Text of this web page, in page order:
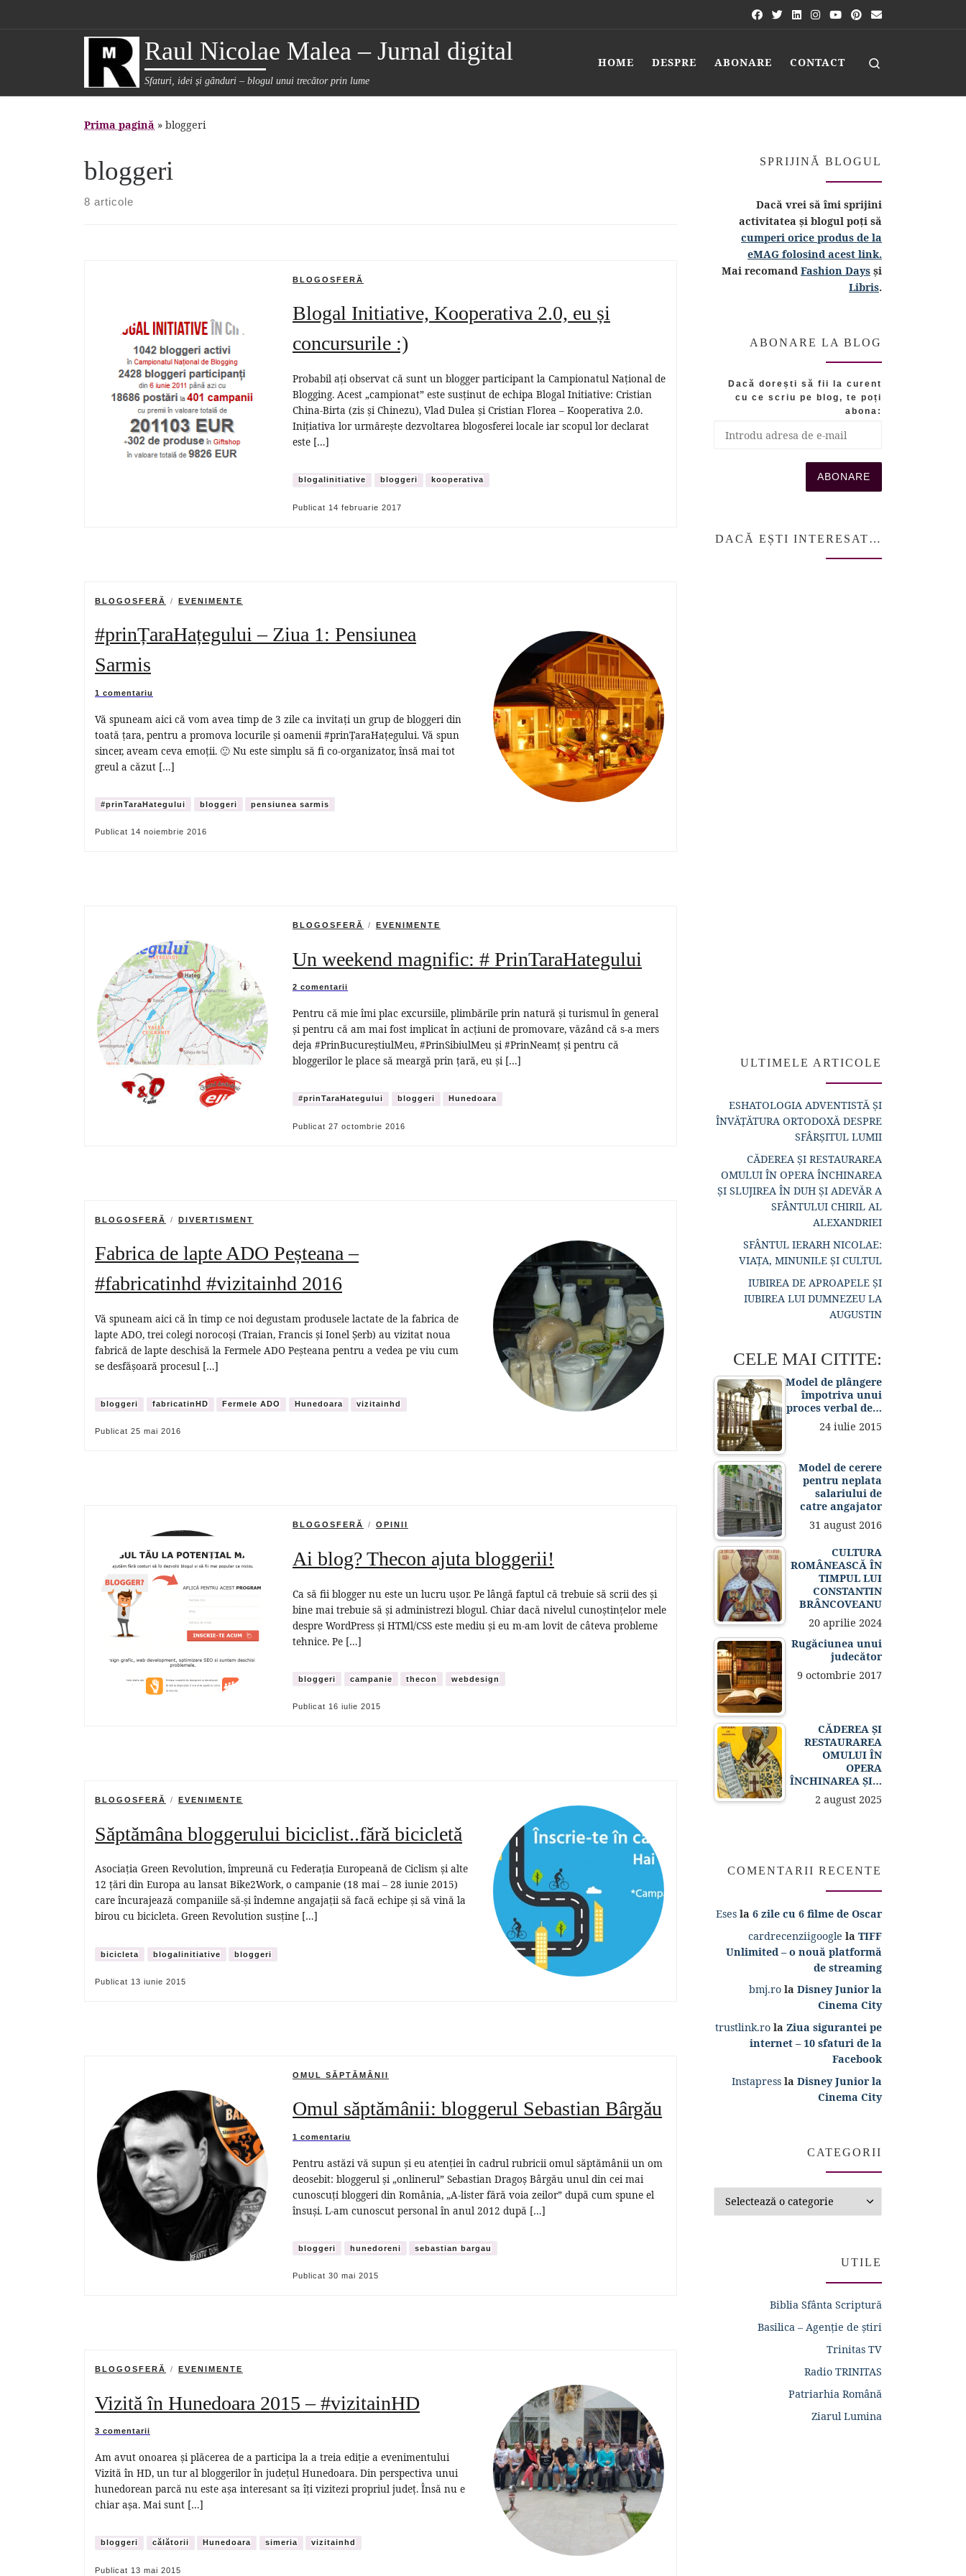
Raul Nicolae Malea – Jurnal digital
Sfaturi, idei și gânduri – blogul unui trecător prin lume
HOME DESPRE ABONARE CONTACT
Prima pagină » bloggeri
bloggeri
8 articole
BLOGOSFERĂ
Blogal Initiative, Kooperativa 2.0, eu și
concursurile :)
Probabil ați observat că sunt un blogger participant la Campionatul Național de
Blogging. Acest „campionat” este susținut de echipa Blogal Initiative: Cristian
China-Birta (zis și Chinezu), Vlad Dulea și Cristian Florea – Kooperativa 2.0.
Inițiativa lor urmărește dezvoltarea blogosferei locale iar scopul lor declarat
este […]
blogalinitiative bloggeri kooperativa
Publicat 14 februarie 2017
BLOGOSFERĂ EVENIMENTE
#prinȚaraHațegului – Ziua 1: Pensiunea
Sarmis
1 comentariu
Vă spuneam aici că vom avea timp de 3 zile ca invitați un grup de bloggeri din
toată țara, pentru a promova locurile și oamenii #prinȚaraHațegului. Vă spun
sincer, aveam ceva emoții. 🙂 Nu este simplu să fi co-organizator, însă mai tot
greul a căzut […]
#prinTaraHategului bloggeri pensiunea sarmis
Publicat 14 noiembrie 2016
BLOGOSFERĂ EVENIMENTE
Un weekend magnific: # PrinTaraHategului
2 comentarii
Pentru că mie îmi plac excursiile, plimbările prin natură și turismul în general
și pentru că am mai fost implicat în acțiuni de promovare, văzând că s-a mers
deja #PrinBucureștiulMeu, #PrinSibiulMeu și #PrinNeamț și pentru că
bloggerilor le place să meargă prin țară, eu și […]
#prinTaraHategului bloggeri Hunedoara
Publicat 27 octombrie 2016
BLOGOSFERĂ DIVERTISMENT
Fabrica de lapte ADO Peșteana –
#fabricatinhd #vizitainhd 2016
Vă spuneam aici că în timp ce noi degustam produsele lactate de la fabrica de
lapte ADO, trei colegi norocoși (Traian, Francis și Ionel Șerb) au vizitat noua
fabrică de lapte deschisă la Fermele ADO Peșteana pentru a vedea pe viu cum
se desfășoară procesul […]
bloggeri fabricatinHD Fermele ADO Hunedoara vizitainhd
Publicat 25 mai 2016
BLOGOSFERĂ OPINII
Ai blog? Thecon ajuta bloggerii!
Ca să fii blogger nu este un lucru ușor. Pe lângă faptul că trebuie să scrii des și
bine mai trebuie să și administrezi blogul. Chiar dacă nivelul cunoștințelor mele
despre WordPress și HTMl/CSS este mediu și eu m-am lovit de câteva probleme
tehnice. Pe […]
bloggeri campanie thecon webdesign
Publicat 16 iulie 2015
BLOGOSFERĂ EVENIMENTE
Săptămâna bloggerului biciclist..fără bicicletă
Asociația Green Revolution, împreună cu Federația Europeană de Ciclism și alte
12 țări din Europa au lansat Bike2Work, o campanie (18 mai – 28 iunie 2015)
care încurajează companiile să-și îndemne angajații să facă echipe și să vină la
birou cu bicicleta. Green Revolution susține […]
bicicleta blogalinitiative bloggeri
Publicat 13 iunie 2015
OMUL SĂPTĂMÂNII
Omul săptămânii: bloggerul Sebastian Bârgău
1 comentariu
Pentru astăzi vă supun și eu atenției în cadrul rubricii omul săptămânii un om
deosebit: bloggerul și „onlinerul” Sebastian Dragoș Bârgău unul din cei mai
cunoscuți bloggeri din România, „A-lister fără voia zeilor” după cum spune el
însuși. L-am cunoscut personal în anul 2012 după […]
bloggeri hunedoreni sebastian bargau
Publicat 30 mai 2015
BLOGOSFERĂ EVENIMENTE
Vizită în Hunedoara 2015 – #vizitainHD
3 comentarii
Am avut onoarea și plăcerea de a participa la a treia ediție a evenimentului
Vizită în HD, un tur al bloggerilor în județul Hunedoara. Din perspectiva unui
hunedorean parcă nu este așa interesant sa îți vizitezi propriul județ. Însă nu e
chiar așa. Mai sunt […]
bloggeri călătorii Hunedoara simeria vizitainhd
Publicat 13 mai 2015
SPRIJINĂ BLOGUL
Dacă vrei să îmi sprijini
activitatea și blogul poți să
cumperi orice produs de la
eMAG folosind acest link.
Mai recomand Fashion Days și
Libris.
ABONARE LA BLOG
Dacă dorești să fii la curent
cu ce scriu pe blog, te poți
abona:
DACĂ EȘTI INTERESAT…
ULTIMELE ARTICOLE
ESHATOLOGIA ADVENTISTĂ ȘI
ÎNVĂȚĂTURA ORTODOXĂ DESPRE
SFÂRȘITUL LUMII
CĂDEREA ȘI RESTAURAREA
OMULUI ÎN OPERA ÎNCHINAREA
ȘI SLUJIREA ÎN DUH ȘI ADEVĂR A
SFÂNTULUI CHIRIL AL
ALEXANDRIEI
SFÂNTUL IERARH NICOLAE:
VIAȚA, MINUNILE ȘI CULTUL
IUBIREA DE APROAPELE ȘI
IUBIREA LUI DUMNEZEU LA
AUGUSTIN
CELE MAI CITITE:
Model de plângere
împotriva unui
proces verbal de…
24 iulie 2015
Model de cerere
pentru neplata
salariului de
catre angajator
31 august 2016
CULTURA
ROMÂNEASCĂ ÎN
TIMPUL LUI
CONSTANTIN
BRÂNCOVEANU
20 aprilie 2024
Rugăciunea unui
judecător
9 octombrie 2017
CĂDEREA ȘI
RESTAURAREA
OMULUI ÎN
OPERA
ÎNCHINAREA ȘI…
2 august 2025
COMENTARII RECENTE
Eses la 6 zile cu 6 filme de Oscar
cardrecenziigoogle la TIFF
Unlimited – o nouă platformă
de streaming
bmj.ro la Disney Junior la
Cinema City
trustlink.ro la Ziua sigurantei pe
internet – 10 sfaturi de la
Facebook
Instapress la Disney Junior la
Cinema City
CATEGORII
UTILE
Biblia Sfânta Scriptură
Basilica – Agenție de știri
Trinitas TV
Radio TRINITAS
Patriarhia Română
Ziarul Lumina